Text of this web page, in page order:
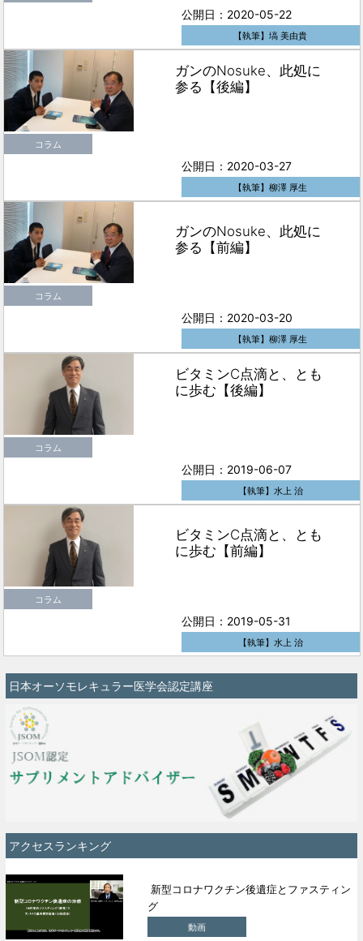
公開日：2020-05-22
【執筆】塙 美由貴
ガンのNosuke、此処に
参る【後編】
コラム
公開日：2020-03-27
【執筆】柳澤 厚生
ガンのNosuke、此処に
参る【前編】
コラム
公開日：2020-03-20
【執筆】柳澤 厚生
ビタミンC点滴と、とも
に歩む【後編】
コラム
公開日：2019-06-07
【執筆】水上 治
ビタミンC点滴と、とも
に歩む【前編】
コラム
公開日：2019-05-31
【執筆】水上 治
日本オーソモレキュラー医学会認定講座
アクセスランキング
新型コロナワクチン後遺症とファスティン
グ
動画